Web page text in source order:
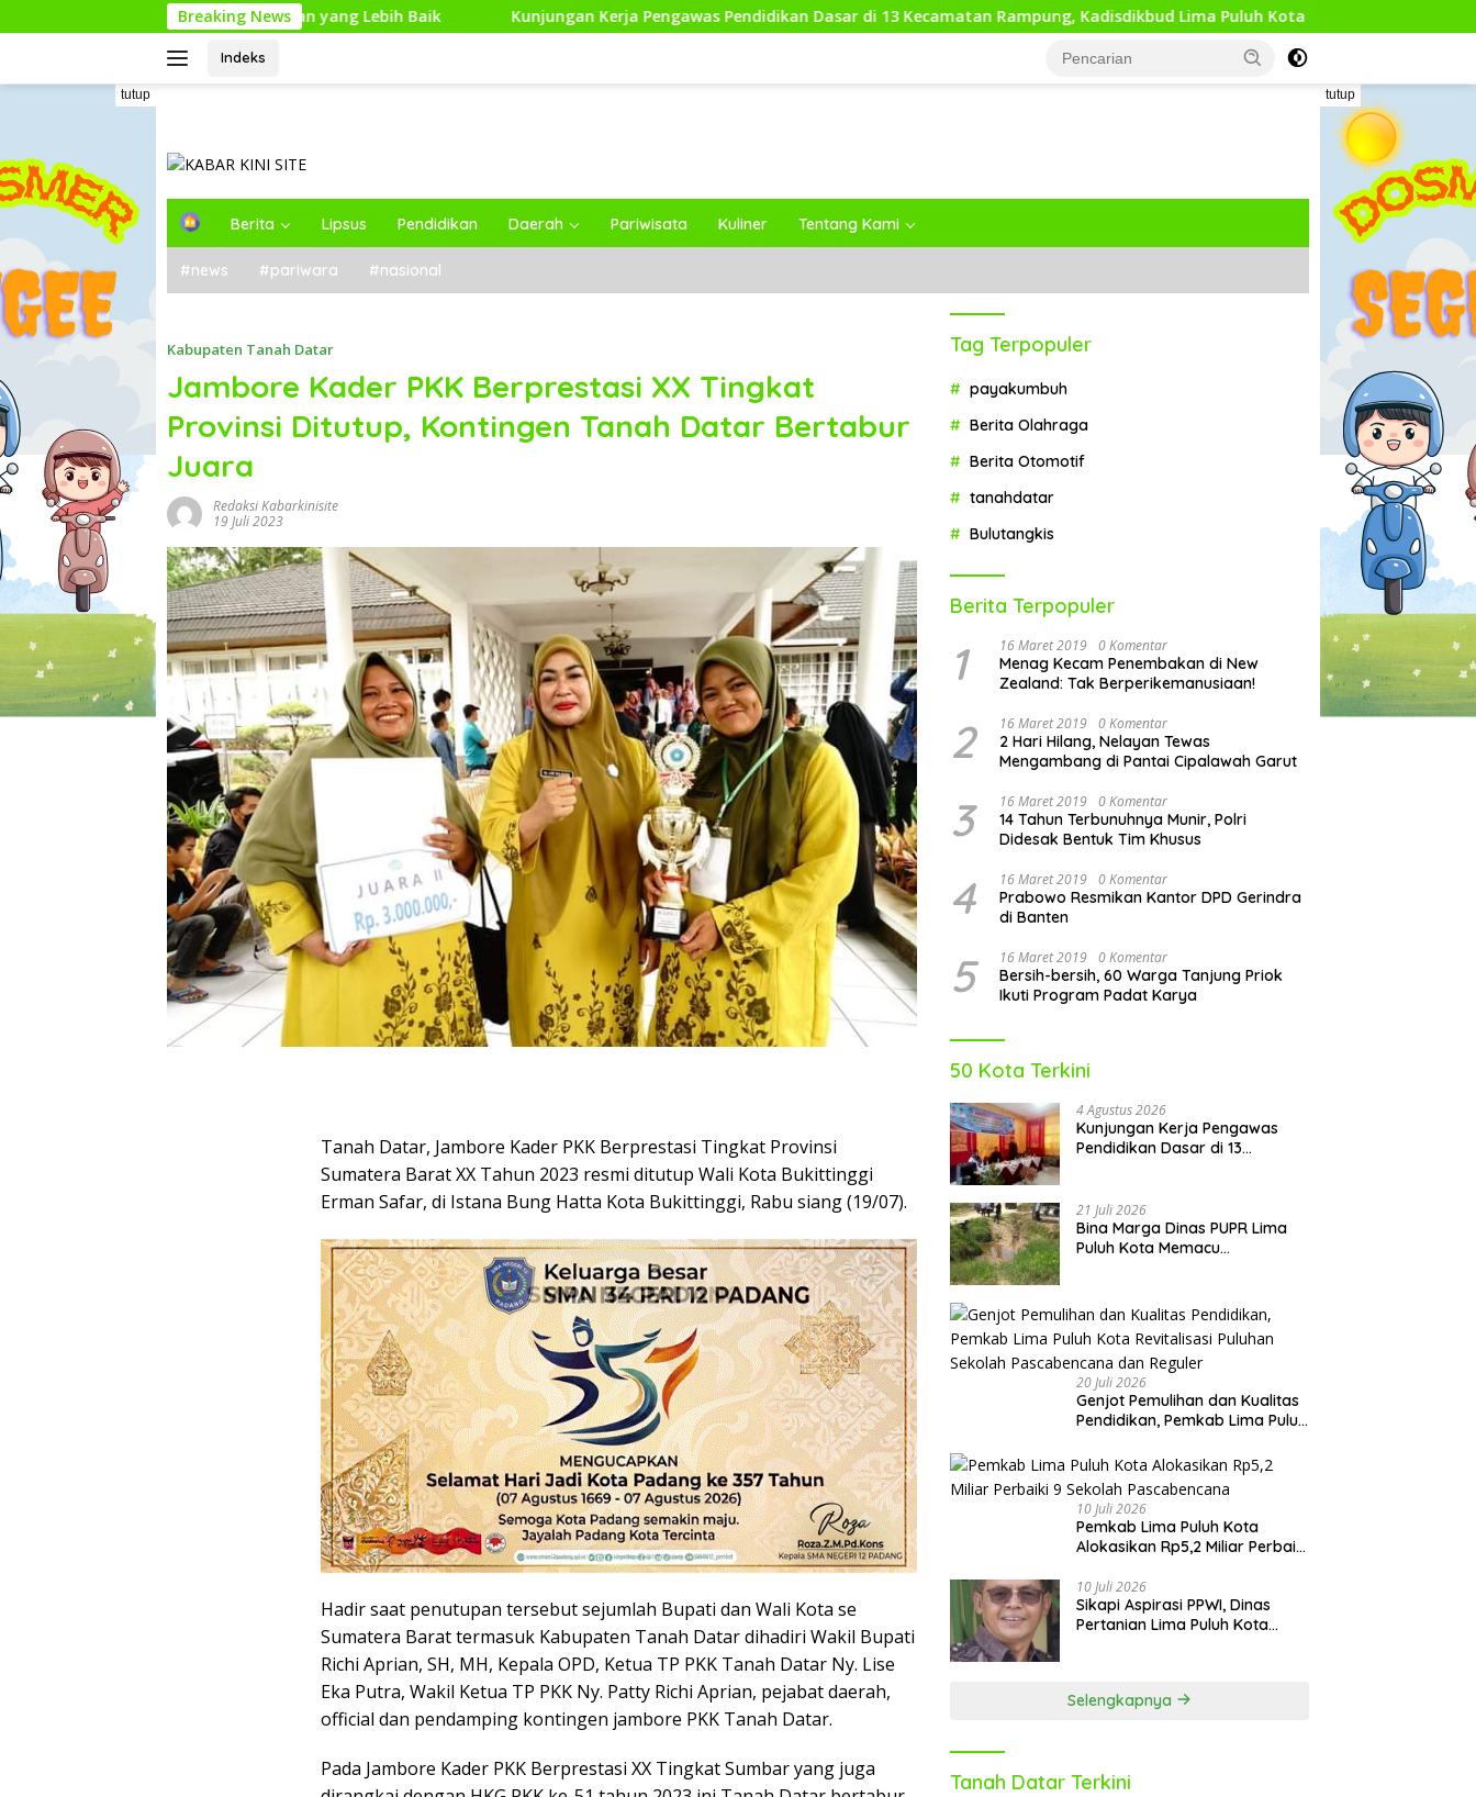
ke
Breaking News
untuk Perencanaan yang Lebih Baik Kunjungan Kerja Pengawas Pendidikan Dasar di 13 Kecamatan Rampung, Kadisdikbud Lima Puluh Kota Optimis Bawa Perubahan Maju
Indeks
tutup tutup
H
e
Berita Lipsus Pendidikan Daerah Pariwisata Kuliner Tentang Kami
#news #pariwara #nasional
Kabupaten Tanah Datar
Jambore Kader PKK Berprestasi XX Tingkat
Provinsi Ditutup, Kontingen Tanah Datar Bertabur
Juara
Redaksi Kabarkinisite
19 Juli 2023
Tanah Datar, Jambore Kader PKK Berprestasi Tingkat Provinsi
Sumatera Barat XX Tahun 2023 resmi ditutup Wali Kota Bukittinggi
Erman Safar, di Istana Bung Hatta Kota Bukittinggi, Rabu siang (19/07).
Hadir saat penutupan tersebut sejumlah Bupati dan Wali Kota se
Sumatera Barat termasuk Kabupaten Tanah Datar dihadiri Wakil Bupati
Richi Aprian, SH, MH, Kepala OPD, Ketua TP PKK Tanah Datar Ny. Lise
Eka Putra, Wakil Ketua TP PKK Ny. Patty Richi Aprian, pejabat daerah,
official dan pendamping kontingen jambore PKK Tanah Datar.
Pada Jambore Kader PKK Berprestasi XX Tingkat Sumbar yang juga
Tag Terpopuler
payakumbuh
Berita Olahraga
Berita Otomotif
tanahdatar
Bulutangkis
Berita Terpopuler
1 16 Maret 2019 0 Komentar
Menag Kecam Penembakan di New
Zealand: Tak Berperikemanusiaan!
2 16 Maret 2019 0 Komentar
2 Hari Hilang, Nelayan Tewas
Mengambang di Pantai Cipalawah Garut
3 16 Maret 2019 0 Komentar
14 Tahun Terbunuhnya Munir, Polri
Didesak Bentuk Tim Khusus
4 16 Maret 2019 0 Komentar
Prabowo Resmikan Kantor DPD Gerindra
di Banten
5 16 Maret 2019 0 Komentar
Bersih-bersih, 60 Warga Tanjung Priok
Ikuti Program Padat Karya
50 Kota Terkini
4 Agustus 2026
Kunjungan Kerja Pengawas
Pendidikan Dasar di 13
Optimis Bawa Perubahan Maju
21 Juli 2026
Bina Marga Dinas PUPR Lima
Puluh Kota Memacu
Oktober
20 Juli 2026
Genjot Pemulihan dan Kualitas
Pendidikan, Pemkab Lima Puluh
Sekolah Pascabencana dan
Reguler
10 Juli 2026
Pemkab Lima Puluh Kota
Alokasikan Rp5,2 Miliar Perbaiki
10 Juli 2026
Sikapi Aspirasi PPWI, Dinas
Pertanian Lima Puluh Kota
Selengkapnya
Tanah Datar Terkini